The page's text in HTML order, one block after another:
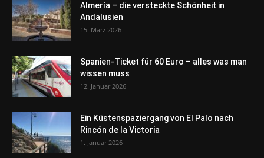
Almería – die versteckte Schönheit in
Andalusien
15. März 2026
Spanien-Ticket für 60 Euro – alles was man
wissen muss
12. Januar 2026
Ein Küstenspaziergang von El Palo nach
Rincón de la Victoria
1. Januar 2026